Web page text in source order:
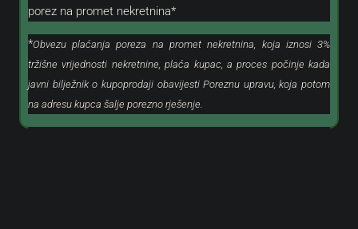
porez na promet nekretnina*
*Obvezu plaćanja poreza na promet nekretnina, koja iznosi 3%
tržišne vrijednosti nekretnine, plaća kupac, a proces počinje kada
javni bilježnik o kupoprodaji obavijesti Poreznu upravu, koja potom
na adresu kupca šalje porezno rješenje.